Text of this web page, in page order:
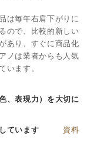
は毎年右肩下がりに
ので、比較的新しい
あり、すぐに商品化
ノは業者からも人気
います。
、表現力）を大切に
呈しています 資料